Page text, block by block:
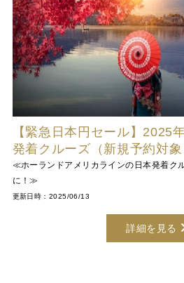
【緊急日本円セール】2025
発着クルーズ（新規予約対象
≪ホーランドアメリカラインの日本発着ク
に！≫
更新日時：2025/06/13
詳細を見る